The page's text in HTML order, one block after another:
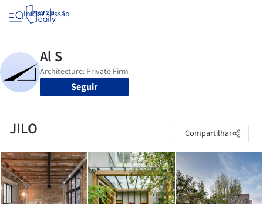
Iniciar sessão
Seguir
JILO Compartilhar